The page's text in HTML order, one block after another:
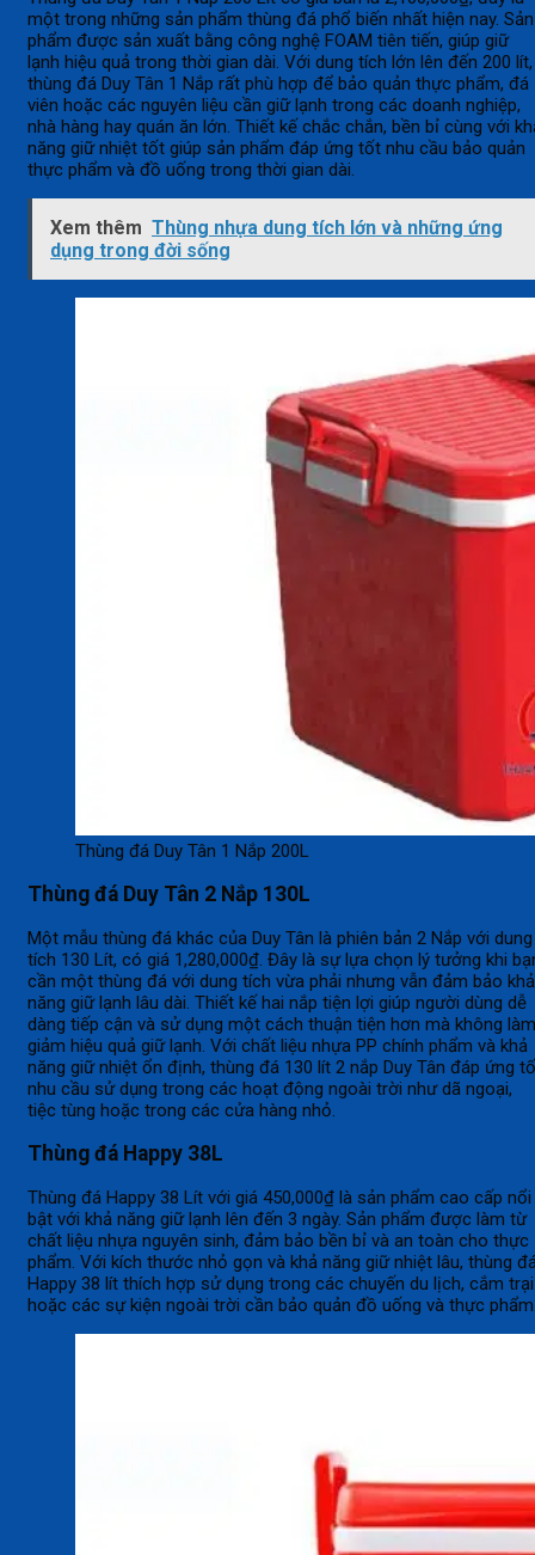
một trong những sản phẩm thùng đá phổ biến nhất hiện nay. Sản
phẩm được sản xuất bằng công nghệ FOAM tiên tiến, giúp giữ
lạnh hiệu quả trong thời gian dài. Với dung tích lớn lên đến 200 lít,
thùng đá Duy Tân 1 Nắp rất phù hợp để bảo quản thực phẩm, đá
viên hoặc các nguyên liệu cần giữ lạnh trong các doanh nghiệp,
nhà hàng hay quán ăn lớn. Thiết kế chắc chắn, bền bỉ cùng với
năng giữ nhiệt tốt giúp sản phẩm đáp ứng tốt nhu cầu bảo quản
thực phẩm và đồ uống trong thời gian dài.
Xem thêm Thùng nhựa dung tích lớn và những ứng
dụng trong đời sống
Thùng đá Duy Tân 1 Nắp 200L
Thùng đá Duy Tân 2 Nắp 130L
Một mẫu thùng đá khác của Duy Tân là phiên bản 2 Nắp với dung
tích 130 Lít, có giá 1,280,000₫. Đây là sự lựa chọn lý tưởng khi
cần một thùng đá với dung tích vừa phải nhưng vẫn đảm bảo khả
năng giữ lạnh lâu dài. Thiết kế hai nắp tiện lợi giúp người dùng dễ
dàng tiếp cận và sử dụng một cách thuận tiện hơn mà không làm
giảm hiệu quả giữ lạnh. Với chất liệu nhựa PP chính phẩm và khả
năng giữ nhiệt ổn định, thùng đá 130 lít 2 nắp Duy Tân đáp ứng
nhu cầu sử dụng trong các hoạt động ngoài trời như dã ngoại,
tiệc tùng hoặc trong các cửa hàng nhỏ.
Thùng đá Happy 38L
Thùng đá Happy 38 Lít với giá 450,000₫ là sản phẩm cao cấp nổi
bật với khả năng giữ lạnh lên đến 3 ngày. Sản phẩm được làm từ
chất liệu nhựa nguyên sinh, đảm bảo bền bỉ và an toàn cho thực
phẩm. Với kích thước nhỏ gọn và khả năng giữ nhiệt lâu, thùng
Happy 38 lít thích hợp sử dụng trong các chuyến du lịch, cắm trại
hoặc các sự kiện ngoài trời cần bảo quản đồ uống và thực